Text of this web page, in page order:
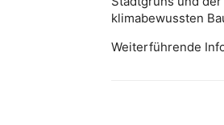
klimabewussten
Weiterführende